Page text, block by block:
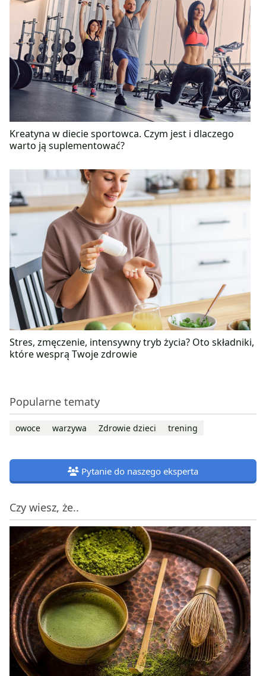
Kreatyna w diecie sportowca. Czym jest i dlaczego
warto ją suplementować?
Stres, zmęczenie, intensywny tryb życia? Oto składniki,
które wesprą Twoje zdrowie
Popularne tematy
owoce warzywa Zdrowie dzieci trening
Pytanie do naszego eksperta
Czy wiesz, że..